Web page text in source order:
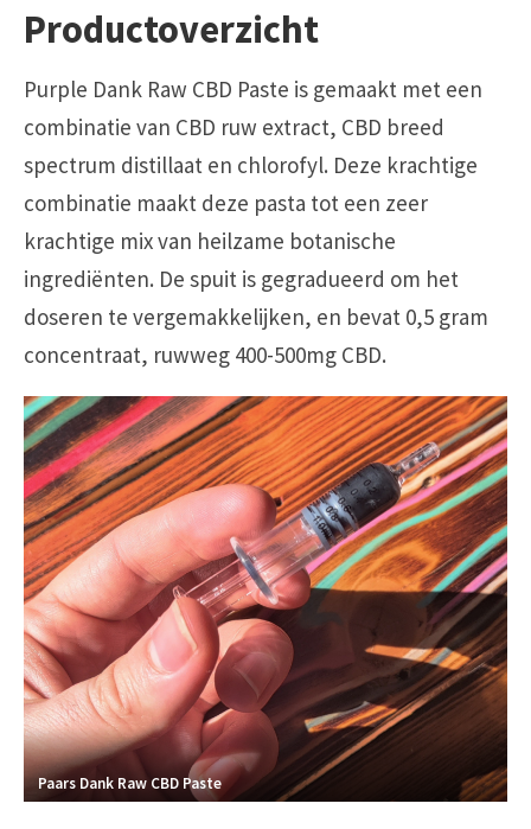
Productoverzicht
Purple Dank Raw CBD Paste is gemaakt met een
combinatie van CBD ruw extract, CBD breed
spectrum distillaat en chlorofyl. Deze krachtige
combinatie maakt deze pasta tot een zeer
krachtige mix van heilzame botanische
ingrediënten. De spuit is gegradueerd om het
doseren te vergemakkelijken, en bevat 0,5 gram
concentraat, ruwweg 400-500mg CBD.
Paars Dank Raw CBD Paste